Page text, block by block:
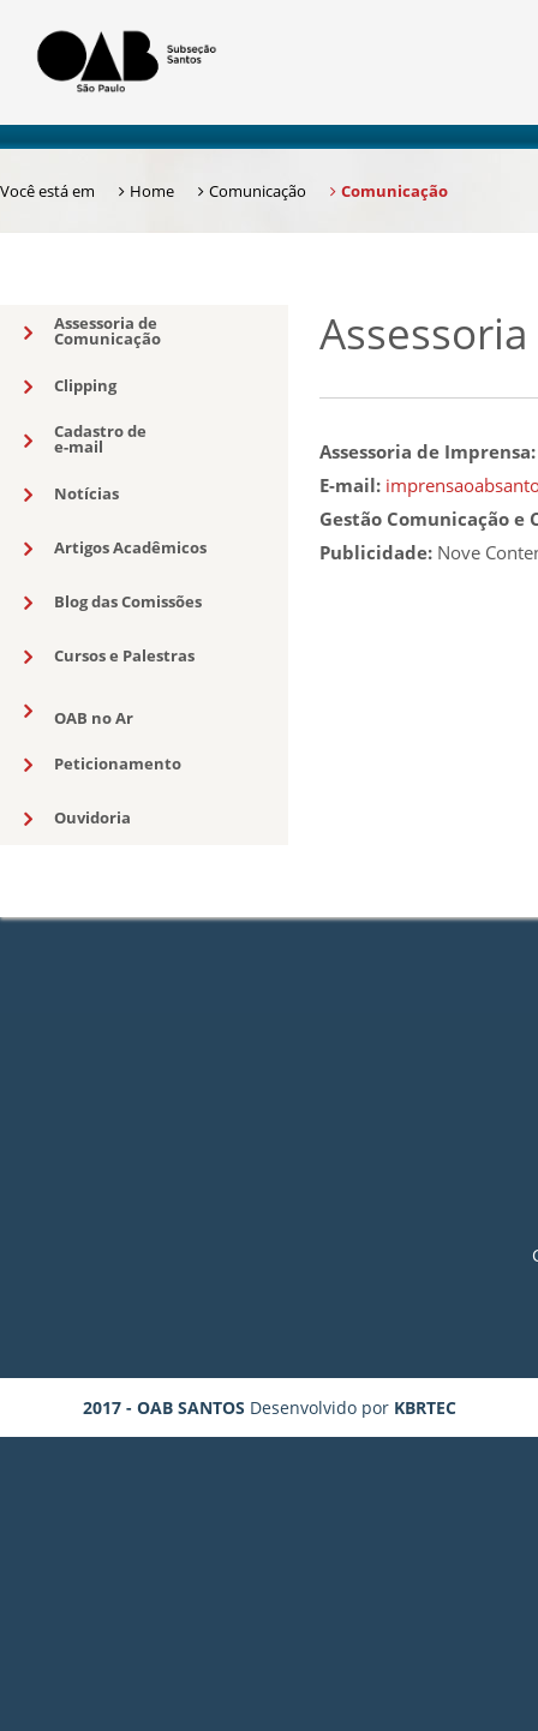
Você está em Home Comunicação Comunicação
Assessoria de
Comunicação
Clipping
Cadastro de
e-mail
Notícias
Artigos Acadêmicos
Blog das Comissões
Cursos e Palestras
OAB no Ar
Peticionamento
Ouvidoria
Assessoria de
E-mail:
Gestão Comunicação e
Publicidade: Nove
2017 - OAB SANTOS Desenvolvido por KBRTEC